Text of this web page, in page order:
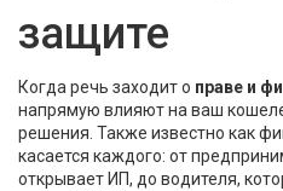
защите
Когда речь заходит о праве и
напрямую влияют на ваш
решения . Также известно как
касается каждого: от
открывает ИП, до водителя,